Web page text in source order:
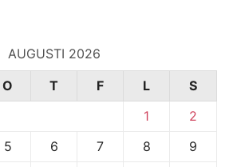
AUGUSTI 2026
O T F L
S
1
2
5 6 7 8
9